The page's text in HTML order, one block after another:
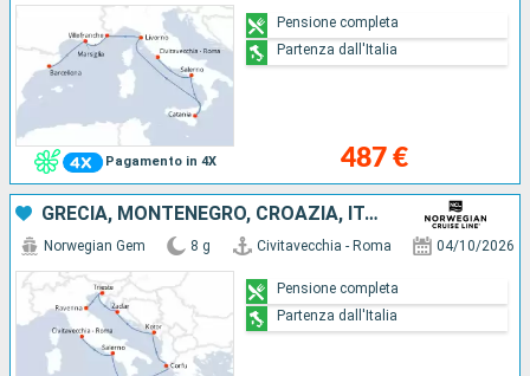
Pagamento in 4X 487 €
Pensione completa
Partenza dall'Italia
GRECIA, MONTENEGRO, CROAZIA, ITALIA
Norwegian Gem 8 g Civitavecchia - Roma 04/10/2026
Pensione completa
Partenza dall'Italia